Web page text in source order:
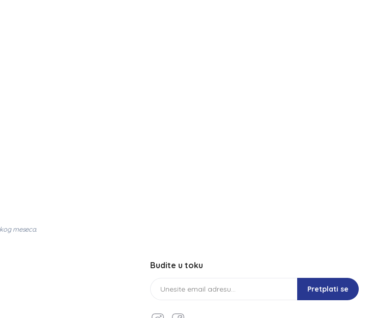
meseca.
Budite u toku
Pretplati se